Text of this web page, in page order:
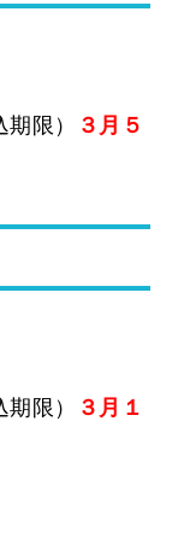
限）
３月５
限）
３月１